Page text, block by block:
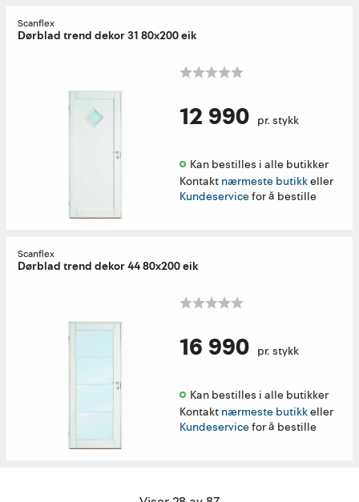
Scanflex
Dørblad trend dekor 31 80x200 eik
12 990 pr. stykk
Kan bestilles i alle butikker
Kontakt nærmeste butikkeller
Kundeservicefor å bestille
Scanflex
Dørblad trend dekor 44 80x200 eik
16 990 pr. stykk
Kan bestilles i alle butikker
Kontakt nærmeste butikkeller
Kundeservicefor å bestille